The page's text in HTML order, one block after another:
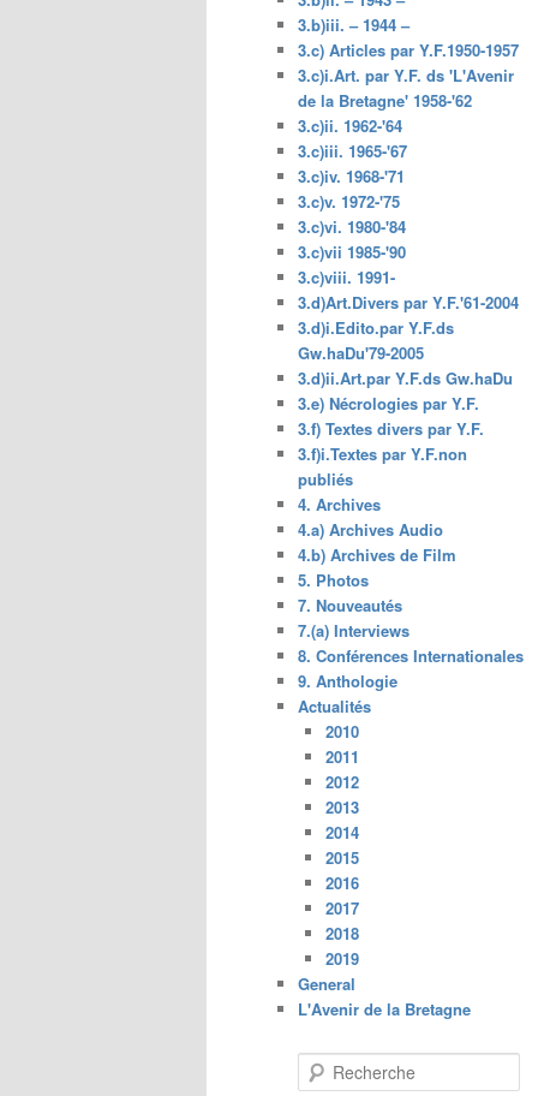
3.b)iii. – 1944 –
3.c) Articles par Y.F.1950-1957
3.c)i.Art. par Y.F. ds 'L'Avenir
de la Bretagne' 1958-'62
3.c)ii. 1962-'64
3.c)iii. 1965-'67
3.c)iv. 1968-'71
3.c)v. 1972-'75
3.c)vi. 1980-'84
3.c)vii 1985-'90
3.c)viii. 1991-
3.d)Art.Divers par Y.F.'61-2004
3.d)i.Edito.par Y.F.ds
Gw.haDu'79-2005
3.d)ii.Art.par Y.F.ds Gw.haDu
3.e) Nécrologies par Y.F.
3.f) Textes divers par Y.F.
3.f)i.Textes par Y.F.non
publiés
4. Archives
4.a) Archives Audio
4.b) Archives de Film
5. Photos
7. Nouveautés
7.(a) Interviews
8. Conférences Internationales
9. Anthologie
Actualités
2010
2011
2012
2013
2014
2015
2016
2017
2018
2019
General
L'Avenir de la Bretagne
e